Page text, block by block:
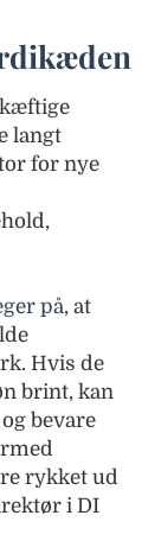
langt
for nye
på, at
Hvis de
brint, kan
bevare
rykket ud
i DI